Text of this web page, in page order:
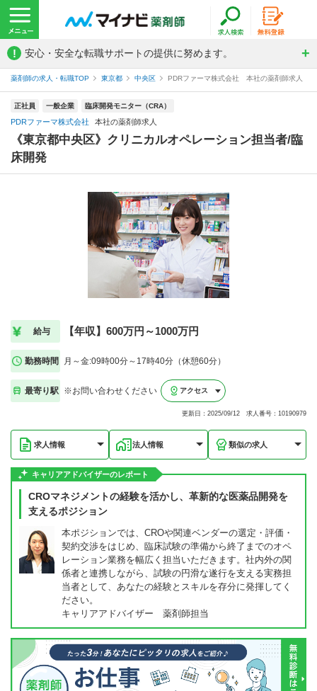
! 安心・安全な転職サポートの提供に努めます。
薬剤師の求人・転職TOP 東京都 中央区 PDRファーマ株式会社 本社の薬剤師求人
正社員 一般企業 臨床開発モニター（CRA）
PDRファーマ株式会社 本社の薬剤師求人
《東京都中央区》クリニカルオペレーション担当者/臨
床開発
給与 【年収】600万円～1000万円
勤務時間 月～金:09時00分～17時40分（休憩60分）
最寄り駅 ※お問い合わせください アクセス
更新日：2025/09/12 求人番号：10190979
求人情報 法人情報 類似の求人
キャリアアドバイザーのレポート
CROマネジメントの経験を活かし、革新的な医薬品開発を
支えるポジション
本ポジションでは、CROや関連ベンダーの選定・評価・
契約交渉をはじめ、臨床試験の準備から終了までのオペ
レーション業務を幅広く担当いただきます。社内外の関
係者と連携しながら、試験の円滑な遂行を支える実務担
当者として、あなたの経験とスキルを存分に発揮してく
ださい。
キャリアアドバイザー 薬剤師担当